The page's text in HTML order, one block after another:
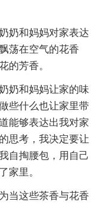
奶和妈妈对家表达
荡在空气的花香
的芳香。
奶和妈妈让家的味
些什么也让家里带
能够表达出我对家
思考，我决定要让
自掏腰包，用自己
家里。
当这些茶香与花香